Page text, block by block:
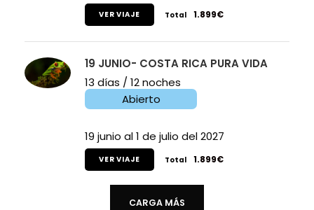
VER VIAJE Total 1.899€
19 JUNIO- COSTA RICA PURA VIDA
13 días / 12 noches
Abierto
19 junio al 1 de julio del 2027
VER VIAJE Total 1.899€
CARGA MÁS